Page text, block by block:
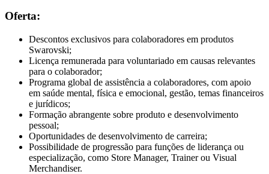
Oferta:
Descontos exclusivos para colaboradores em produtos
Swarovski;
Licença remunerada para voluntariado em causas relevantes
para o colaborador;
Programa global de assistência a colaboradores, com apoio
em saúde mental, física e emocional, gestão, temas financeiros
e jurídicos;
Formação abrangente sobre produto e desenvolvimento
pessoal;
Oportunidades de desenvolvimento de carreira;
Possibilidade de progressão para funções de liderança ou
especialização, como Store Manager, Trainer ou Visual
Merchandiser.